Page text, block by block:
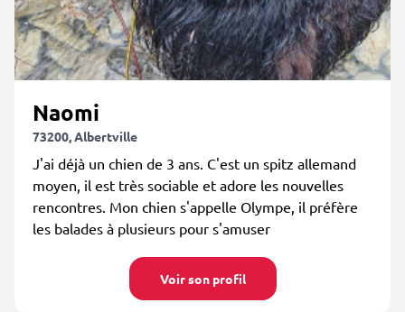
Naomi
73200, Albertville
J'ai déjà un chien de 3 ans. C'est un spitz allemand
moyen, il est très sociable et adore les nouvelles
rencontres. Mon chien s'appelle Olympe, il préfère
les balades à plusieurs pour s'amuser
Voir son profil